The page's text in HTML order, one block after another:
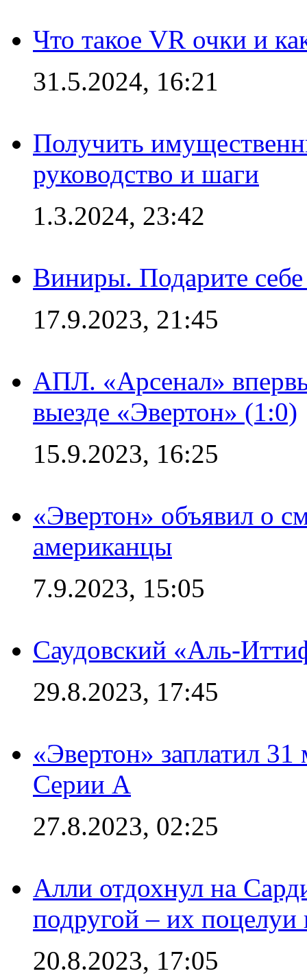
Что такое VR очки и
31.5.2024, 16:21
Получить
руководство и шаги
1.3.2024, 23:42
Виниры. Подарите
17.9.2023, 21:45
АПЛ. «Арсенал»
выезде «Эвертон» (1:0)
15.9.2023, 16:25
«Эвертон» объявил о
американцы
7.9.2023, 15:05
Саудовский «Аль-
29.8.2023, 17:45
«Эвертон» заплатил
Серии А
27.8.2023, 02:25
Алли отдохнул на
подругой – их поцелуи
20.8.2023, 17:05